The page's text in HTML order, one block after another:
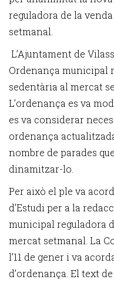
reguladora de la
setmanal.
L’Ajuntament de
Ordenança municipal
sedentària al mercat
L’ordenança es va
es va considerar
ordenança
nombre de parades
dinamitzar-lo.
Per això el ple va
d’Estudi per a la
municipal reguladora
mercat setmanal. La
l’11 de gener i va
d’ordenança. El text